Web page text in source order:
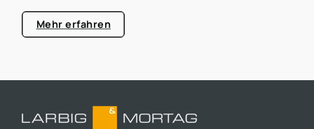
Mehr erfahren